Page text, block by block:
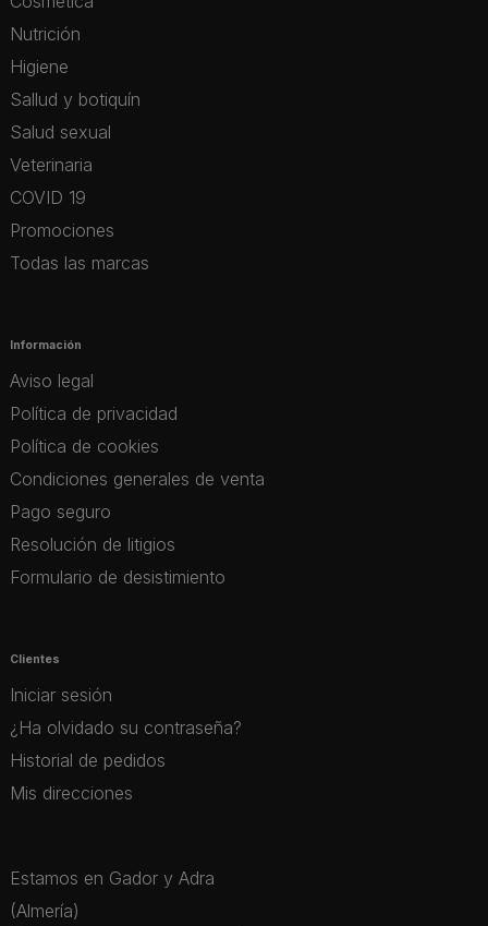
Nutrición
Higiene
Sallud y botiquín
Salud sexual
Veterinaria
COVID 19
Promociones
Todas las marcas
Información
Aviso legal
Política de privacidad
Política de cookies
Condiciones generales de venta
Pago seguro
Resolución de litigios
Formulario de desistimiento
Clientes
Iniciar sesión
¿Ha olvidado su contraseña?
Historial de pedidos
Mis direcciones
Estamos en Gador y Adra
(Almería)